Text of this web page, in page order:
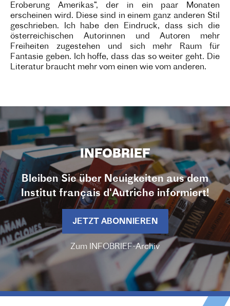
Eroberung Amerikas“, der in ein paar Monaten
erscheinen wird. Diese sind in einem ganz anderen Stil
geschrieben. Ich habe den Eindruck, dass sich die
österreichischen Autorinnen und Autoren mehr
Freiheiten zugestehen und sich mehr Raum für
Fantasie geben. Ich hoffe, dass das so weiter geht. Die
Literatur braucht mehr vom einen wie vom anderen.
INFOBRIEF
Bleiben Sie über Neuigkeiten aus dem
Institut français d'Autriche informiert!
JETZT ABONNIEREN
Zum INFOBRIEF-Archiv